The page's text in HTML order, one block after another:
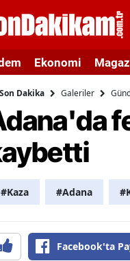
Ekonomi
Son Dakika Galeriler
#Kaza #Adana
Facebook'ta